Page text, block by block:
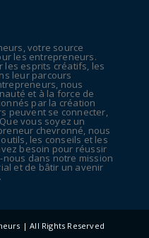
votre source
les entrepreneurs.
les esprits créatifs, les
leur parcours
nous
et à la force de
par la création
peuvent se connecter,
vous soyez un
chevronné, nous
les conseils et les
besoin pour réussir
dans notre mission
et de bâtir un avenir
| All Rights Reserved